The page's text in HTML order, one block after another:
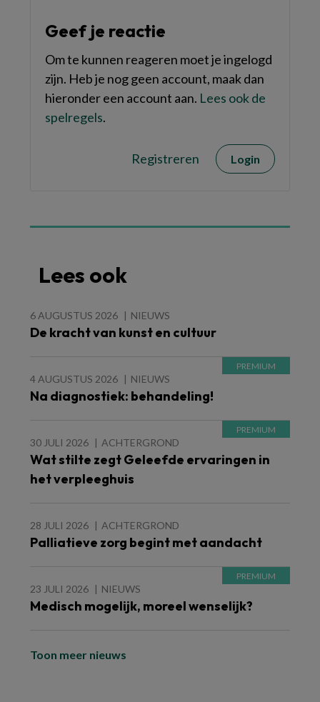
Geef je reactie
Om te kunnen reageren moet je ingelogd
zijn. Heb je nog geen account, maak dan
hieronder een account aan. Lees ook de
spelregels.
Registreren Login
Lees ook
6 AUGUSTUS 2026 NIEUWS
De kracht van kunst en cultuur
4 AUGUSTUS 2026 NIEUWS
Na diagnostiek: behandeling!
30 JULI 2026 ACHTERGROND
Wat stilte zegt Geleefde ervaringen in
het verpleeghuis
28 JULI 2026 ACHTERGROND
Palliatieve zorg begint met aandacht
23 JULI 2026 NIEUWS
Medisch mogelijk, moreel wenselijk?
Toon meer nieuws